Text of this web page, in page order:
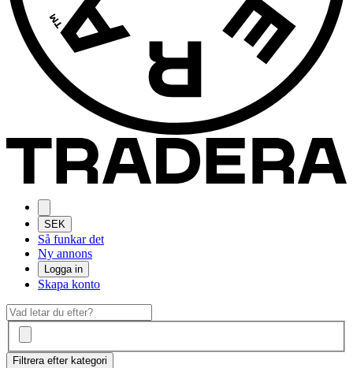
SEK
Så funkar det
Ny annons
Logga in
Skapa konto
Filtrera efter kategori